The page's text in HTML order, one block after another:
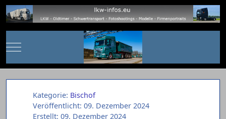
Mobile Menu Toggle
Kategorie: Bischof
Veröffentlicht: 09. Dezember 2024
Erstellt: 09. Dezember 2024